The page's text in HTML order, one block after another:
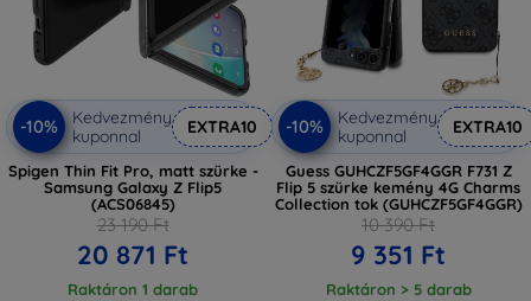
-10%
Kedvezmény
kuponnal
EXTRA10
Spigen Thin Fit Pro, matt szürke -
Samsung Galaxy Z Flip5
(ACS06845)
23 190 Ft
20 871 Ft
Raktáron 1 darab
-10%
Kedvezmény
kuponnal
EXTRA10
Guess GUHCZF5GF4GGR F731 Z
Flip 5 szürke kemény 4G Charms
Collection tok (GUHCZF5GF4GGR)
10 390 Ft
9 351 Ft
Raktáron > 5 darab